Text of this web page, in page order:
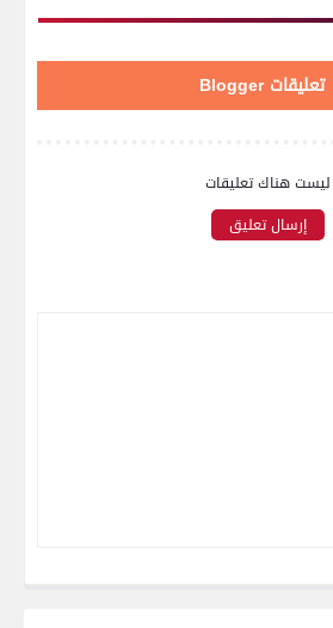
تعليقات Blogger
ليست هناك تعليقات
إرسال تعليق